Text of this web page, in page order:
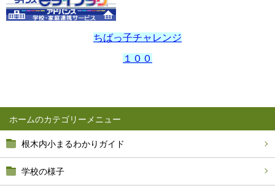
ホーム
根木内小まるわかりガイド
学校の様子
ちばっ子チャレンジ
１００